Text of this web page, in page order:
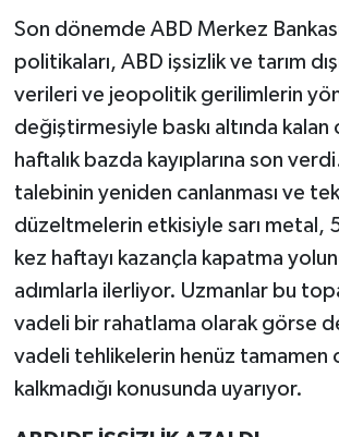
Son dönemde ABD Merkez
politikaları, ABD işsizlik ve tarım
verileri ve jeopolitik gerilimlerin
değiştirmesiyle baskı altında kalan
haftalık bazda kayıplarına son
talebinin yeniden canlanması ve
düzeltmelerin etkisiyle sarı metal,
kez haftayı kazançla kapatma
adımlarla ilerliyor. Uzmanlar bu
vadeli bir rahatlama olarak görse
vadeli tehlikelerin henüz tamamen
kalkmadığı konusunda uyarıyor.